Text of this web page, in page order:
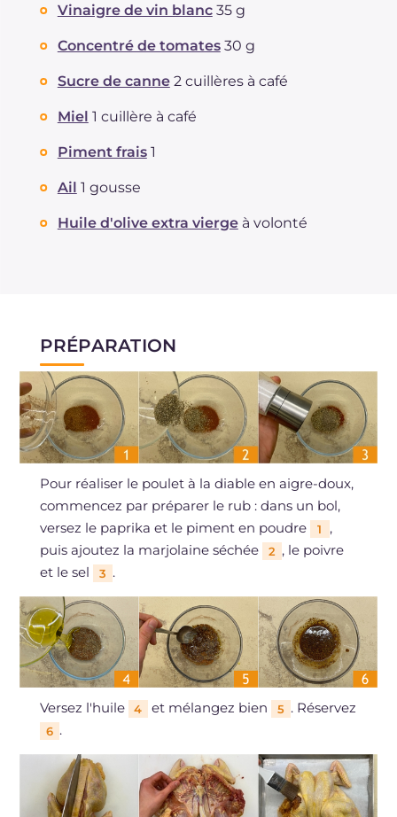
Vinaigre de vin blanc 35 g
Concentré de tomates 30 g
Sucre de canne 2 cuillères à café
Miel 1 cuillère à café
Piment frais 1
Ail 1 gousse
Huile d'olive extra vierge à volonté
PRÉPARATION
Pour réaliser le poulet à la diable en aigre-doux,
commencez par préparer le rub : dans un bol,
versez le paprika et le piment en poudre
1
,
puis ajoutez la marjolaine séchée
2 , le poivre
et le sel
3 .
Versez l'huile 4 et mélangez bien 5 . Réservez
6 .